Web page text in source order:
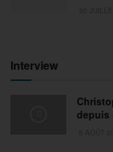
Interview
depuis